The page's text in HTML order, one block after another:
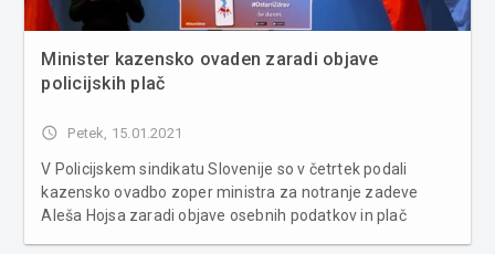
Minister kazensko ovaden zaradi objave
policijskih plač
access_time Petek, 15.01.2021
V Policijskem sindikatu Slovenije so v četrtek podali
kazensko ovadbo zoper ministra za notranje zadeve
Aleša Hojsa zaradi objave osebnih podatkov in plač